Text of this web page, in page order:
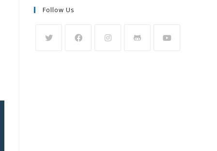
Follow Us